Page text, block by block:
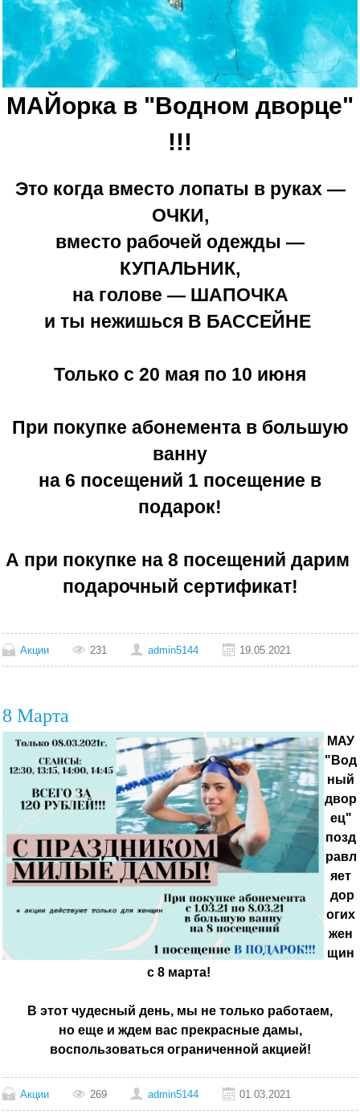
МАЙорка в "Водном дворце"
!!!
Это когда вместо лопаты в руках —
ОЧКИ,
вместо рабочей одежды —
КУПАЛЬНИК,
на голове — ШАПОЧКА
и ты нежишься В БАССЕЙНЕ
Только с 20 мая по 10 июня
При покупке абонемента в большую
ванну
на 6 посещений 1 посещение в
подарок!
А при покупке на 8 посещений дарим
подарочный сертификат!
Акции 231 admin5144 19.05.2021
8 Марта
МАУ
"Вод
ный
двор
ец"
позд
равл
яет
дор
огих
жен
щин
с 8 марта!
В этот чудесный день, мы не только работаем,
но еще и ждем вас прекрасные дамы,
воспользоваться ограниченной акцией!
Акции 269 admin5144 01.03.2021